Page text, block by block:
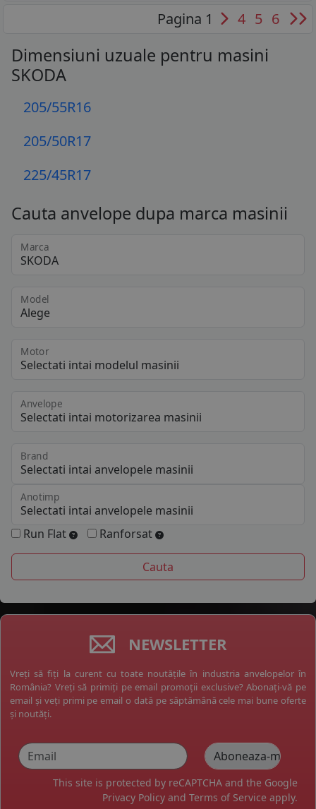
Pagina 1 4 5 6
Dimensiuni uzuale pentru masini
SKODA
205/55R16
205/50R17
225/45R17
Cauta anvelope dupa marca masinii
Marca
Model
Motor
Anvelope
Brand
Anotimp
Run Flat Ranforsat
NEWSLETTER
Vreți să fiți la curent cu toate noutățile în industria anvelopelor în
România? Vreți să primiți pe email promoții exclusive? Abonați-vă pe
email și veți primi pe email o dată pe săptămână cele mai bune oferte
și noutăți.
This site is protected by reCAPTCHA and the Google
Privacy Policy and Terms of Service apply.